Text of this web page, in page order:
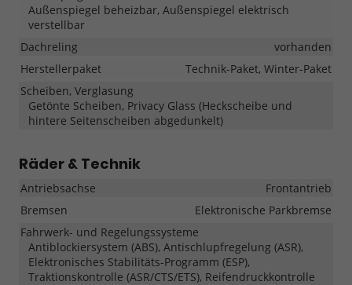
Außenspiegel beheizbar, Außenspiegel elektrisch
verstellbar
Dachreling
vorhanden
Herstellerpaket
Technik-Paket, Winter-Paket
Scheiben, Verglasung
Getönte Scheiben, Privacy Glass (Heckscheibe und
hintere Seitenscheiben abgedunkelt)
Räder & Technik
Antriebsachse
Frontantrieb
Bremsen
Elektronische Parkbremse
Fahrwerk- und Regelungssysteme
Antiblockiersystem (ABS), Antischlupfregelung (ASR),
Elektronisches Stabilitäts-Programm (ESP),
Traktionskontrolle (ASR/CTS/ETS), Reifendruckkontrolle